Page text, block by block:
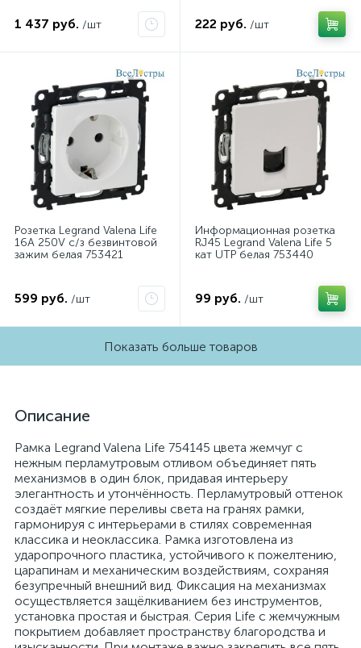
1 437 руб. /шт 222 руб. /шт
Розетка Legrand Valena Life
16A 250V с/з безвинтовой
зажим белая 753421
599 руб. /шт
Информационная розетка
RJ45 Legrand Valena Life 5
кат UTP белая 753440
99 руб. /шт
Показать больше товаров
Описание
Рамка Legrand Valena Life 754145 цвета жемчуг с
нежным перламутровым отливом объединяет пять
механизмов в один блок, придавая интерьеру
элегантность и утончённость. Перламутровый оттенок
создаёт мягкие переливы света на гранях рамки,
гармонируя с интерьерами в стилях современная
классика и неоклассика. Рамка изготовлена из
ударопрочного пластика, устойчивого к пожелтению,
царапинам и механическим воздействиям, сохраняя
безупречный внешний вид. Фиксация на механизмах
осуществляется защёлкиванием без инструментов,
установка простая и быстрая. Серия Life с жемчужным
покрытием добавляет пространству благородства и